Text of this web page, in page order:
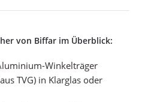
von Biffar im Überblick:
Winkelträger
TVG) in Klarglas oder